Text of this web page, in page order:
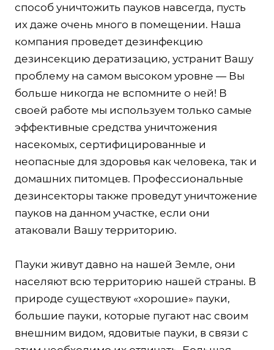
способ уничтожить пауков навсегда, пусть
их даже очень много в помещении. Наша
компания проведет дезинфекцию
дезинсекцию дератизацию, устранит Вашу
проблему на самом высоком уровне — Вы
больше никогда не вспомните о ней! В
своей работе мы используем только самые
эффективные средства уничтожения
насекомых, сертифицированные и
неопасные для здоровья как человека, так и
домашних питомцев. Профессиональные
дезинсекторы также проведут уничтожение
пауков на данном участке, если они
атаковали Вашу территорию.
Пауки живут давно на нашей Земле, они
населяют всю территорию нашей страны. В
природе существуют «хорошие» пауки,
большие пауки, которые пугают нас своим
внешним видом, ядовитые пауки, в связи с